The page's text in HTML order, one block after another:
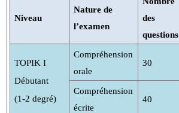
Niveau
Nature de
l’examen
des
questions
TOPIK I
Débutant
(1-2degré)
Compréhension
orale
30
Compréhension
écrite
40